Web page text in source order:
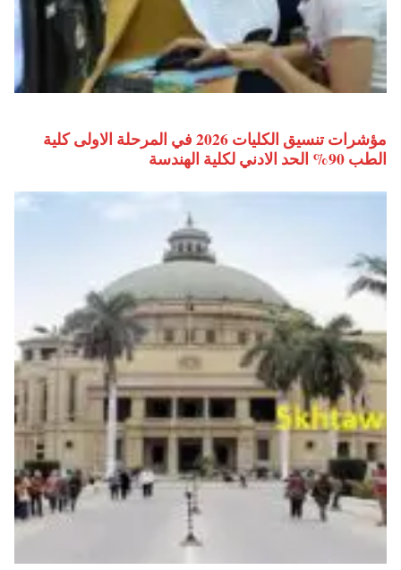
مؤشرات تنسيق الكليات 2026 في المرحلة الاولى كلية
الطب 90% الحد الادني لكلية الهندسة